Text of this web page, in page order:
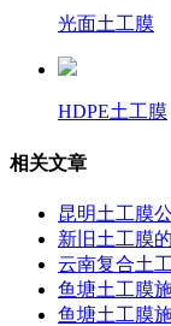
光面土工膜
HDPE土工膜
相关文章
昆明土工膜
新旧土工膜
云南复合土
鱼塘土工膜
鱼塘土工膜